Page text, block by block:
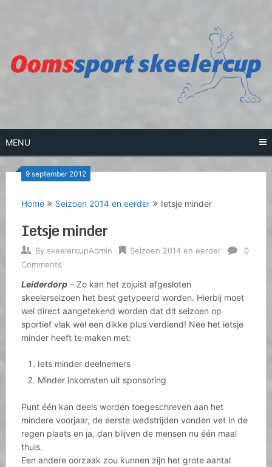
MENU
9 september 2012
Home Seizoen 2014 en eerder Ietsje minder
Ietsje minder
By skeelercupAdmin Seizoen 2014 en eerder
0
Comments
Leiderdorp– Zo kan het zojuist afgesloten
skeelerseizoen het best getypeerd worden. Hierbij moet
wel direct aangetekend worden dat dit seizoen op
sportief vlak wel een dikke plus verdiend! Nee het ietsje
minder heeft te maken met:
Iets minder deelnemers
Minder inkomsten uit sponsoring
Punt één kan deels worden toegeschreven aan het
mindere voorjaar, de eerste wedstrijden vonden vet in de
regen plaats en ja, dan blijven de mensen nu één maal
thuis.
Een andere oorzaak zou kunnen zijn het grote aantal